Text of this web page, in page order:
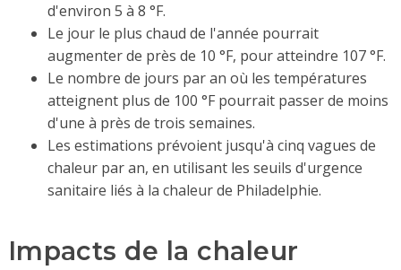
d'environ 5 à 8 °F.
Le jour le plus chaud de l'année pourrait
augmenter de près de 10 °F, pour atteindre 107 °F.
Le nombre de jours par an où les températures
atteignent plus de 100 °F pourrait passer de moins
d'une à près de trois semaines.
Les estimations prévoient jusqu'à cinq vagues de
chaleur par an, en utilisant les seuils d'urgence
sanitaire liés à la chaleur de Philadelphie.
Impacts de la chaleur